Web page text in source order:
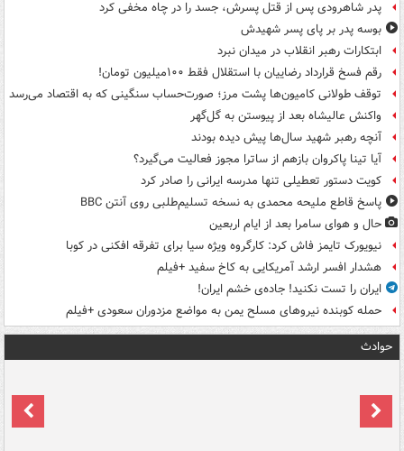
پدر شاهرودی پس از قتل پسرش، جسد را در چاه مخفی کرد
بوسه‌ پدر بر پای پسر شهیدش
ابتکارات رهبر انقلاب در میدان نبرد
رقم فسخ قرارداد رضاییان با استقلال فقط ۱۰۰میلیون تومان!
توقف طولانی کامیون‌ها پشت مرز؛ صورت‌حساب سنگینی که به اقتصاد می‌رسد
واکنش عالیشاه بعد از پیوستن به گل‌گهر
آنچه رهبر شهید سال‌ها پیش دیده بودند
آیا تینا پاکروان بازهم از ساترا مجوز فعالیت می‌گیرد؟
کویت دستور تعطیلی تنها مدرسه ایرانی را صادر کرد
پاسخ قاطع ملیحه محمدی به نسخه تسلیم‌طلبی روی آنتن BBC
حال و هوای سامرا بعد از ایام اربعین
نیویورک تایمز فاش کرد: کارگروه ویژه سیا برای تفرقه افکنی در کوبا
هشدار افسر ارشد آمریکایی به کاخ سفید +فیلم
ایران را تست نکنید! جاده‌ی خشم ایران!
حمله کوبنده نیروهای مسلح یمن به مواضع مزدوران سعودی +فیلم
حوادث